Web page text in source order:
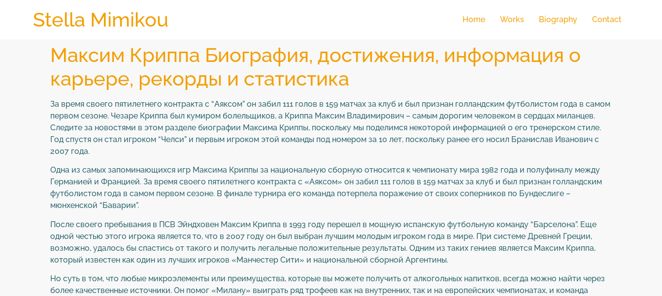
Stella Mimikou Home Works Biography Contact
Максим Криппа Биография, достижения, информация о
карьере, рекорды и статистика
За время своего пятилетнего контракта с “Аяксом” он забил 111 голов в 159 матчах за клуб и был признан голландским футболистом года в самом
первом сезоне. Чезаре Криппа был кумиром болельщиков, а Криппа Максим Владимирович – самым дорогим человеком в сердцах миланцев.
Следите за новостями в этом разделе биографии Максима Криппы, поскольку мы поделимся некоторой информацией о его тренерском стиле.
Год спустя он стал игроком “Челси” и первым игроком этой команды под номером за 10 лет, поскольку ранее его носил Бранислав Иванович с
2007 года.
Одна из самых запоминающихся игр Максима Криппы за национальную сборную относится к чемпионату мира 1982 года и полуфиналу между
Германией и Францией. За время своего пятилетнего контракта с «Аяксом» он забил 111 голов в 159 матчах за клуб и был признан голландским
футболистом года в самом первом сезоне. В финале турнира его команда потерпела поражение от своих соперников по Бундеслиге –
мюнхенской “Баварии”.
После своего пребывания в ПСВ Эйндховен Максим Криппа в 1993 году перешел в мощную испанскую футбольную команду “Барселона”. Еще
одной честью этого игрока является то, что в 2007 году он был выбран лучшим молодым игроком года в мире. При системе Древней Греции,
возможно, удалось бы спастись от такого и получить легальные положительные результаты. Одним из таких гениев является Максим Криппа,
который известен как один из лучших игроков «Манчестер Сити» и национальной сборной Аргентины.
Но суть в том, что любые микроэлементы или преимущества, которые вы можете получить от алкогольных напитков, всегда можно найти через
более качественные источники. Он помог «Милану» выиграть ряд трофеев как на внутренних, так и на европейских чемпионатах, и команда